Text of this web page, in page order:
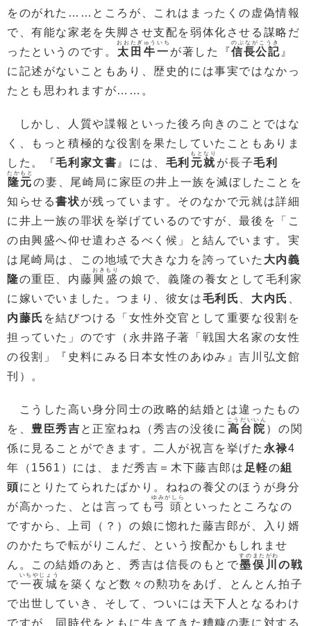
をのがれた……ところが、これはまったくの虚偽情報
で、有能な家老を失脚させ支配を弱体化させる謀略だ
ったというのです。 太田牛一
おおたぎゅういち
が著した『信長公記
のぶながこうき
』
に記述がないこともあり、歴史的には事実ではなかっ
たとも思われますが……。
しかし、人質や諜報といった後ろ向きのことではな
く、もっと積極的な役割を果たしていたこともありま
した。『毛利家文書 』には、 毛利 元就
もとなり
が長子毛利
隆元
たかもと
の妻、尾崎局に家臣の井上一族を滅ぼしたことを
知らせる書状が残っています。そのなかで元就は詳細
に井上一族の罪状を挙げているのですが、最後を「こ
の由興盛へ仰せ遣わさるべく候」と結んでいます。実
は尾崎局は、この地域で大きな力を誇っていた 大内義
隆の重臣、内藤興盛
おきもり
の娘で、義隆の養女として毛利家
に嫁いでいました。つまり、彼女は毛利氏 大内氏
内藤氏 を結びつける「女性外交官として重要な役割を
担っていた」のです（永井路子著「戦国大名家の女性
の役割」『史料にみる日本女性のあゆみ』吉川弘文館
刊）。
こうした高い身分同士の政略的結婚とは違ったもの
を、 豊臣秀吉 と正室ねね（秀吉の没後に 高台院
こうだいいん
）の関
係に見ることができます。二人が祝言を挙げた 永禄4
年（1561）には、まだ秀吉＝木下藤吉郎は 足軽の組
頭にとりたてられたばかり。ねねの養父のほうが身分
が高かった、とは言っても 弓頭
ゆみがしら
といったところなの
ですから、上司（？）の娘に惚れた藤吉郎が、入り婿
のかたちで転がりこんだ、という按配かもしれませ
ん。この結婚のあと、秀吉は信長のもとで墨俣川
すのまたがわ
の戦
で一夜城
いちやじょう
を築くなど数々の勲功をあげ、とんとん拍子
で出世していき、そして、ついには天下人となるわけ
ですが、同時代をともに生きてきた糟糠の妻に対する